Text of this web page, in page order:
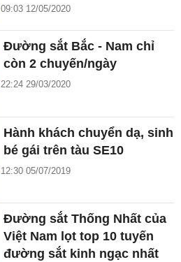
09:03 12/05/2020
Đường sắt Bắc - Nam chỉ
còn 2 chuyến/ngày
22:24 29/03/2020
Hành khách chuyển dạ, sinh
bé gái trên tàu SE10
12:30 05/07/2019
Đường sắt Thống Nhất của
Việt Nam lọt top 10 tuyến
đường sắt kinh ngạc nhất